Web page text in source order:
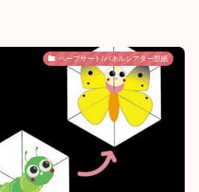
ペープサート/パネルシアター型紙